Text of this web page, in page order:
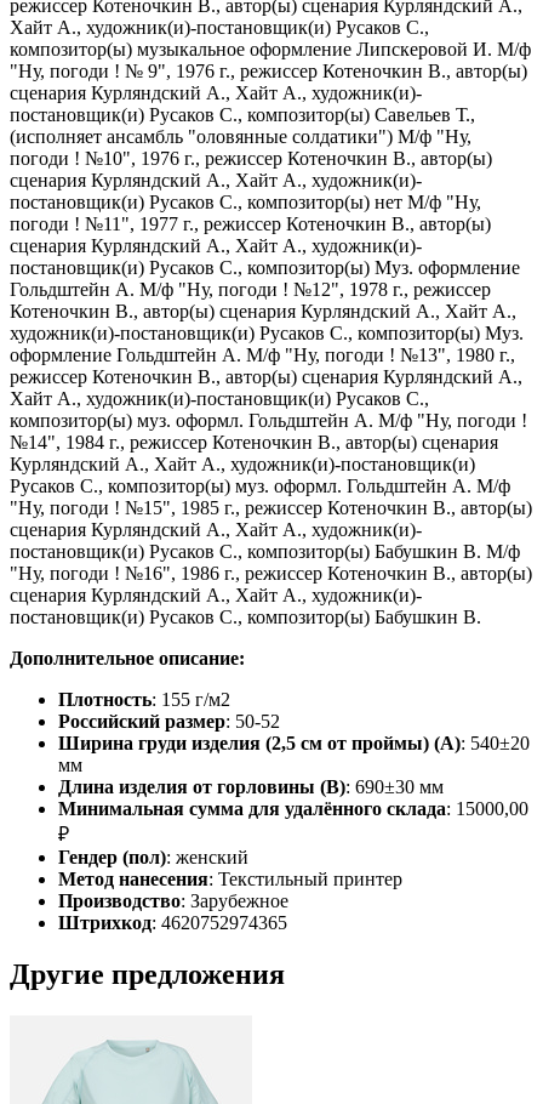
режиссер Котеночкин В., автор(ы) сценария Курляндский А.,
Хайт А., художник(и)-постановщик(и) Русаков С.,
композитор(ы) музыкальное оформление Липскеровой И. М/ф
"Ну, погоди ! № 9", 1976 г., режиссер Котеночкин В., автор(ы)
сценария Курляндский А., Хайт А., художник(и)-
постановщик(и) Русаков С., композитор(ы) Савельев Т.,
(исполняет ансамбль "оловянные солдатики") М/ф "Ну,
погоди ! №10", 1976 г., режиссер Котеночкин В., автор(ы)
сценария Курляндский А., Хайт А., художник(и)-
постановщик(и) Русаков С., композитор(ы) нет М/ф "Ну,
погоди ! №11", 1977 г., режиссер Котеночкин В., автор(ы)
сценария Курляндский А., Хайт А., художник(и)-
постановщик(и) Русаков С., композитор(ы) Муз. оформление
Гольдштейн А. М/ф "Ну, погоди ! №12", 1978 г., режиссер
Котеночкин В., автор(ы) сценария Курляндский А., Хайт А.,
художник(и)-постановщик(и) Русаков С., композитор(ы) Муз.
оформление Гольдштейн А. М/ф "Ну, погоди ! №13", 1980 г.,
режиссер Котеночкин В., автор(ы) сценария Курляндский А.,
Хайт А., художник(и)-постановщик(и) Русаков С.,
композитор(ы) муз. оформл. Гольдштейн А. М/ф "Ну, погоди !
№14", 1984 г., режиссер Котеночкин В., автор(ы) сценария
Курляндский А., Хайт А., художник(и)-постановщик(и)
Русаков С., композитор(ы) муз. оформл. Гольдштейн А. М/ф
"Ну, погоди ! №15", 1985 г., режиссер Котеночкин В., автор(ы)
сценария Курляндский А., Хайт А., художник(и)-
постановщик(и) Русаков С., композитор(ы) Бабушкин В. М/ф
"Ну, погоди ! №16", 1986 г., режиссер Котеночкин В., автор(ы)
сценария Курляндский А., Хайт А., художник(и)-
постановщик(и) Русаков С., композитор(ы) Бабушкин В.
Дополнительное описание:
Плотность: 155 г/м2
Российский размер: 50-52
Ширина груди изделия (2,5 см от проймы) (A): 540±20
мм
Длина изделия от горловины (B): 690±30 мм
Минимальная сумма для удалённого склада: 15000,00
₽
Гендер (пол): женский
Метод нанесения: Текстильный принтер
Производство: Зарубежное
Штрихкод: 4620752974365
Другие предложения